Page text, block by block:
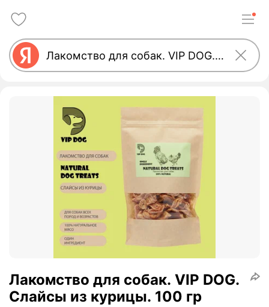
Лакомство для собак. VIP DOG.
Слайсы из курицы. 100 гр